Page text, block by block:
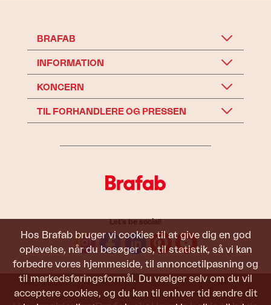
Hos Brafab bruger vi cookies til at give dig en god
oplevelse, når du besøger os, til statistik, så vi kan
forbedre vores hjemmeside, til annoncetilpasning og
til markedsføringsformål. Du vælger selv om du vil
acceptere cookies, og du kan til enhver tid ændre dit
BRAFAB
INFORMATION
KONCERN
TIL FORHANDLERE OG PRESSEN
Let's be social!